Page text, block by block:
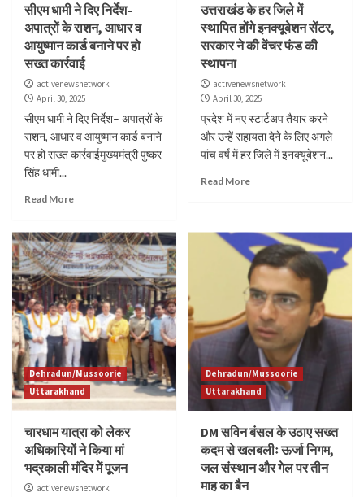
सीएम धामी ने दिए निर्देश–
अपात्रों के राशन, आधार व
आयुष्मान कार्ड बनाने पर हो
सख्त कार्रवाई
activenewsnetwork
April 30, 2025
सीएम धामी ने दिए निर्देश– अपात्रों के
राशन, आधार व आयुष्मान कार्ड बनाने
पर हो सख्त कार्रवाईमुख्यमंत्री पुष्कर
सिंह धामी...
Read More
उत्तराखंड के हर जिले में
स्थापित होंगे इनक्यूबेशन सेंटर,
सरकार ने की वेंचर फंड की
स्थापना
activenewsnetwork
April 30, 2025
प्रदेश में नए स्टार्टअप तैयार करने
और उन्हें सहायता देने के लिए अगले
पांच वर्ष में हर जिले में इनक्यूबेशन...
Read More
Dehradun/Mussoorie
Uttarakhand
चारधाम यात्रा को लेकर
अधिकारियों ने किया मां
भद्रकाली मंदिर में पूजन
activenewsnetwork
Dehradun/Mussoorie
Uttarakhand
DM सविन बंसल के उठाए सख्त
कदम से खलबलीः ऊर्जा निगम,
जल संस्थान और गेल पर तीन
माह का बैन